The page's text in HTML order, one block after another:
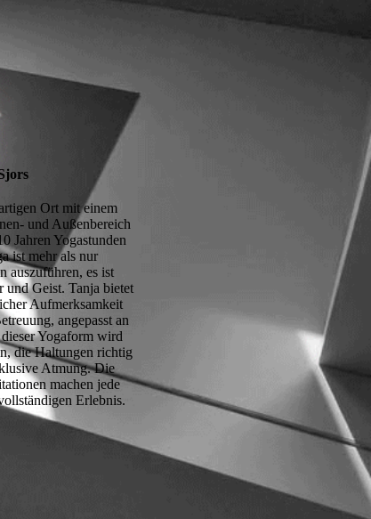
Ort mit einem
und Außenbereich
Jahren Yogastunden
ist mehr als nur
auszuführen, es ist
Geist. Tanja bietet
Aufmerksamkeit
angepasst an
Yogaform wird
die Haltungen richtig
Atmung. Die
machen jede
Erlebnis.